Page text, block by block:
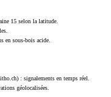
15 selon la latitude.
en sous-bois acide.
: signalements en temps réel.
géolocalisées.